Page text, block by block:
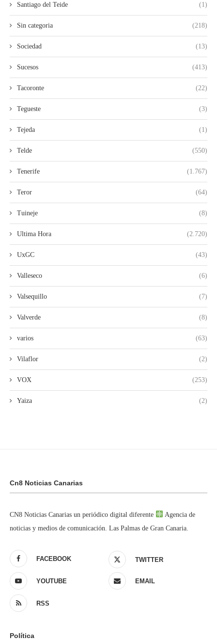
Santiago del Teide (1)
Sin categoria (218)
Sociedad (13)
Sucesos (413)
Tacoronte (22)
Tegueste (3)
Tejeda (1)
Telde (550)
Tenerife (1.767)
Teror (64)
Tuineje (8)
Ultima Hora (2.720)
UxGC (43)
Valleseco (6)
Valsequillo (7)
Valverde (8)
varios (63)
Vilaflor (2)
VOX (253)
Yaiza (2)
Cn8 Noticias Canarias
CN8 Noticias Canarias un periódico digital diferente
Agencia de
noticias y medios de comunicación. Las Palmas de Gran Canaria.
FACEBOOK TWITTER
YOUTUBE EMAIL
RSS
Política